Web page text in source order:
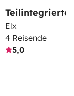
Elx
4 Reisende
5,0